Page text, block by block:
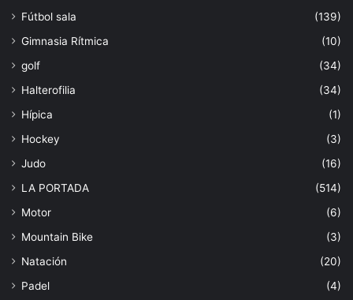
Fútbol sala
(139)
Gimnasia Rítmica
(10)
golf
(34)
Halterofilia
(34)
Hípica
(1)
Hockey
(3)
Judo
(16)
LA PORTADA
(514)
Motor
(6)
Mountain Bike
(3)
Natación
(20)
Padel
(4)